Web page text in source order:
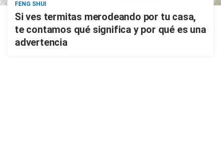
FENG SHUI
Si ves termitas merodeando por tu casa,
te contamos qué significa y por qué es una
advertencia